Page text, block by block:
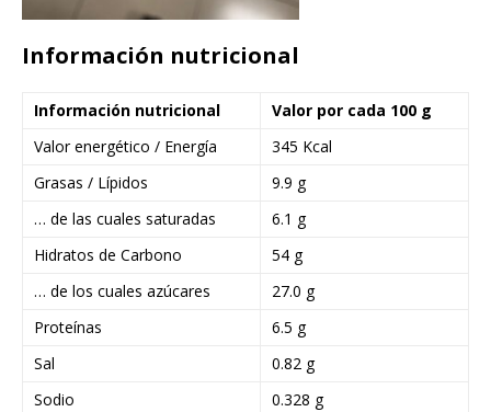
Información nutricional
Información nutricional
Valor por cada 100 g
Valor energético / Energía
345 Kcal
Grasas / Lípidos
9.9 g
… de las cuales saturadas
6.1 g
Hidratos de Carbono
54 g
… de los cuales azúcares
27.0 g
Proteínas
6.5 g
Sal
0.82 g
Sodio
0.328 g